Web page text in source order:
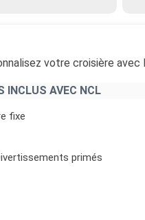
votre croisière
INCLUS AVEC NCL
fixe
primés